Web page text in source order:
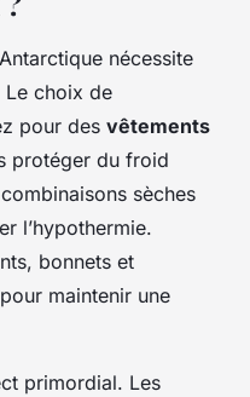
nécessite
Le choix de
pour des vêtements
protéger du froid
sèches
l’hypothermie.
bonnets et
maintenir une
primordial. Les